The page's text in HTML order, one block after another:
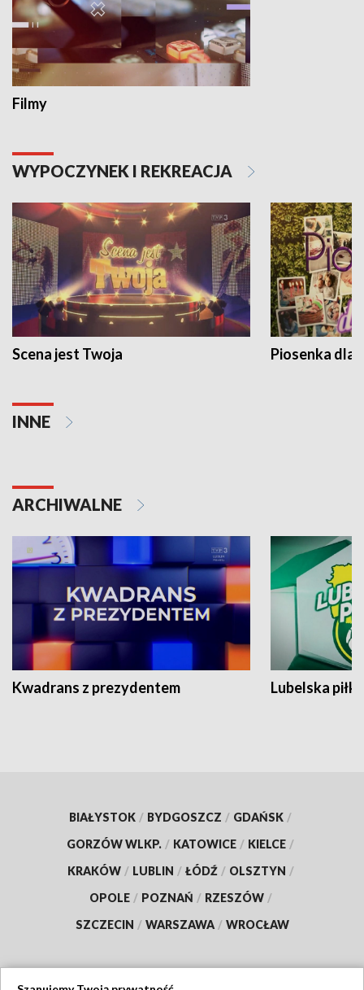
Filmy
WYPOCZYNEK I REKREACJA
Scena jest Twoja Piosenka dla
INNE
ARCHIWALNE
Kwadrans z prezydentem Lubelska piłka
BIAŁYSTOK / BYDGOSZCZ / GDAŃSK /
GORZÓW WLKP. / KATOWICE / KIELCE /
KRAKÓW / LUBLIN / ŁÓDŹ / OLSZTYN /
OPOLE / POZNAŃ / RZESZÓW /
SZCZECIN / WARSZAWA / WROCŁAW